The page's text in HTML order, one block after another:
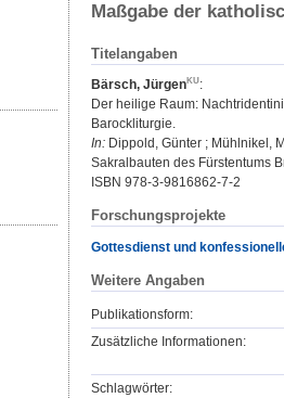
Maßgabe der
Titelangaben
Bärsch, Jürgen
:
Der heilige Raum:
Barockliturgie.
In: Dippold, Günter ; Mühlnikel,
Sakralbauten des Fürstentums
ISBN 978-3-9816862-7-2
Forschungsprojekte
Gottesdienst und
Weitere Angaben
Publikationsform:
Zusätzliche Informationen:
Schlagwörter: